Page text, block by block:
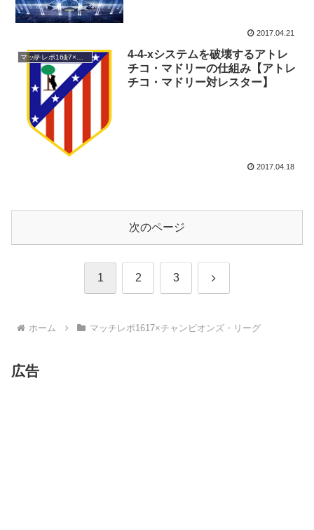
2017.04.21
4-4-xシステムを破壊するアトレ
チコ・マドリーの仕組み【アトレ
チコ・マドリー対レスター】
2017.04.18
次のページ
1 2 3 次
ホーム マッチレポ1617×チャンピオンズ・リーグ
広告